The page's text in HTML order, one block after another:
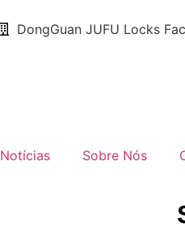
DongGuan JUFU Locks
Notícias ​Sobre Nós